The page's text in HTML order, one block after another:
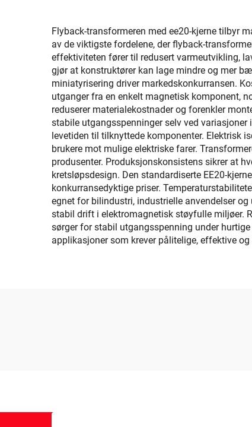
Flyback-transformeren med ee20-kjerne tilbyr
av de viktigste fordelene, der flyback-
effektiviteten fører til redusert varmeutvikling,
gjør at konstruktører kan lage mindre og mer
miniatyrisering driver markedskonkurransen.
utganger fra en enkelt magnetisk komponent,
reduserer materialekostnader og forenkler
stabile utgangsspenninger selv ved
levetiden til tilknyttede komponenter. Elektrisk
brukere mot mulige elektriske farer.
produsenter. Produksjonskonsistens sikrer at
kretsløpsdesign. Den standardiserte EE20-
konkurransedyktige priser.
egnet for bilindustri, industrielle anvendelser
stabil drift i elektromagnetisk støyfulle miljøer.
sørger for stabil utgangsspenning under
applikasjoner som krever pålitelige, effektive